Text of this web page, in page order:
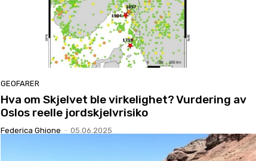
GEOFARER
Hva om Skjelvet ble virkelighet? Vurdering av
Oslos reelle jordskjelvrisiko
Federica Ghione - 05.06.2025